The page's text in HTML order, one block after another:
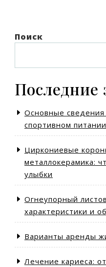
Поиск
Последние
Основные
спортивном питании
Циркониевые
металлокерамика:
улыбки
Огнеупорный
характеристики и
Варианты аренды
Лечение кариеса: